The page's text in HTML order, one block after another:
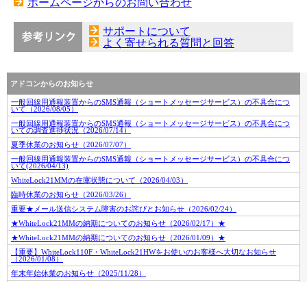
サポートについて
よく寄せられる質問と回答
アドコンからのお知らせ
一般回線用通報装置からのSMS通報（ショートメッセージサービス）の不具合につ
いて（2026/08/05）
一般回線用通報装置からのSMS通報（ショートメッセージサービス）の不具合につ
いての調査進捗状況（2026/07/14）
夏季休業のお知らせ（2026/07/07）
一般回線用通報装置からのSMS通報（ショートメッセージサービス）の不具合につ
いて(2026/04/13)
WhiteLock21MMの在庫状態について（2026/04/03）
臨時休業のお知らせ（2026/03/26）
重要★メール送信システム障害のお詫びとお知らせ（2026/02/24）
★WhiteLock21MMの納期についてのお知らせ（2026/02/17）★
★WhiteLock21MMの納期についてのお知らせ（2026/01/09）★
【重要】WhiteLock110F・WhiteLock21HWをお使いのお客様へ大切なお知らせ
（2026/01/08）
年末年始休業のお知らせ（2025/11/28）